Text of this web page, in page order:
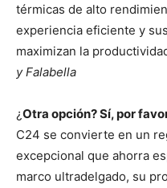
térmicas de alto
experiencia eficiente y
maximizan la
y Falabella
¿Otra opción? Sí, por
C24 se convierte en un
excepcional que ahorra
marco ultradelgado, su